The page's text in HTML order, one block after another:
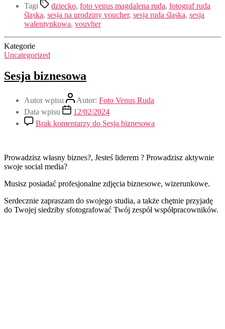
Tagi dziecko, foto venus magdalena ruda, fotograf ruda
śląska, sesja na urodziny voucher, sesja ruda śląska, sesja
walentynkowa, vouvher
Kategorie
Uncategorized
Sesja biznesowa
Autor wpisu Autor: Foto Venus Ruda
Data wpisu
12/02/2024
Brak komentarzy do Sesja biznesowa
Prowadzisz własny biznes?, Jesteś liderem ? Prowadzisz aktywnie
swoje social media?
Musisz posiadać profesjonalne zdjęcia biznesowe, wizerunkowe.
Serdecznie zapraszam do swojego studia, a także chętnie przyjadę
do Twojej siedziby sfotografować Twój zespół współpracowników.